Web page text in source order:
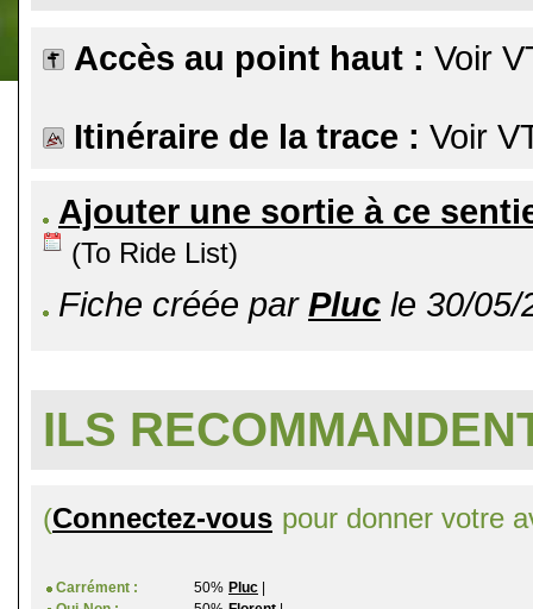
Accès au point haut : Voir
Itinéraire de la trace : Voir
Ajouter une sortie à ce
(To Ride List)
Fiche créée par Pluc le 30/05/
ILS
(Connectez-vous pour donner votre
Carrément : 50% Pluc